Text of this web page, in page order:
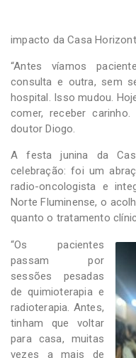
impacto da Casa
“Antes víamos
consulta e outra, sem
hospital. Isso mudou.
comer, receber carinho.
doutor Diogo.
A festa junina da
celebração: foi um
radio-oncologista e
Norte Fluminense, o
quanto o tratamento
“Os pacientes
passam por
sessões pesadas
de quimioterapia e
radioterapia. Antes,
tinham que voltar
para casa, muitas
vezes a mais de